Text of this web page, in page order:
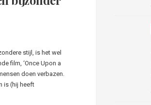
stijl, is het wel
film, ‘Once Upon a
doen verbazen.
is (hij heeft